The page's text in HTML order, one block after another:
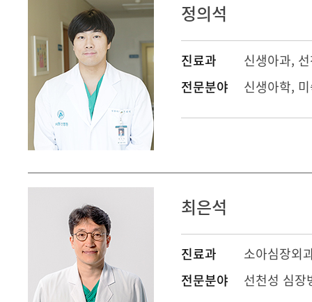
정의석
진료과 신생아과,
전문분야
신생아학,
최은석
진료과
소아심장외
전문분야
선천성 심장